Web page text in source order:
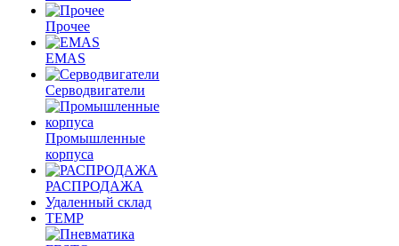
Прочее
EMAS
Cерводвигатели
Промышленные
корпуса
РАСПРОДАЖА
Удаленный склад
TEMP